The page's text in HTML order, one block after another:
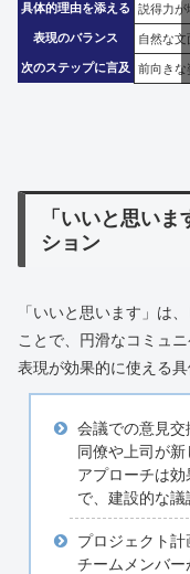
具体的理由を添える 説得力が
表現のバランス 自然な文
次のステップに言及 前向きな
「いいと思い
ション
「いいと思います」は
ことで、円滑なコミュ
表現が効果的に使える
会議での意見交
同僚や上司が
アプローチは
で、建設的な議
プロジェクト計
チームメンバー